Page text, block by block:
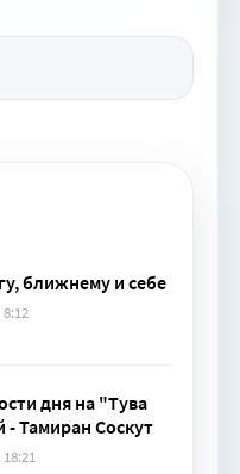
ближнему и себе
8:12
дня на "Тува
Тамиран Соскут